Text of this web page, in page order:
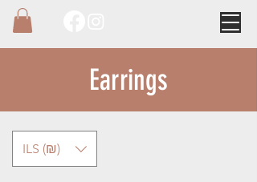
Earrings
ILS (₪)